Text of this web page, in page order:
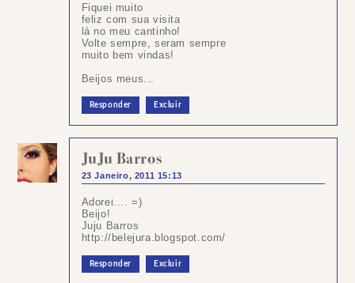
Fiquei muito
feliz com sua visita
lá no meu cantinho!
Volte sempre, seram sempre
muito bem vindas!
Beijos meus...
Responder Excluir
JuJu Barros
23 Janeiro, 2011 15:13
Adorei.... =)
Beijo!
Juju Barros
http://belejura.blogspot.com/
Responder Excluir